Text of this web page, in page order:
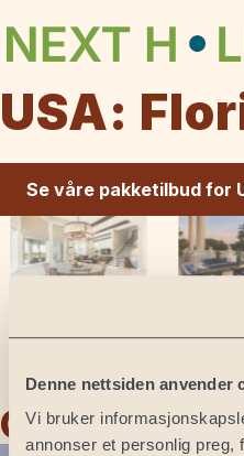
Denne nettsiden anvender
Vi bruker
annonser et personlig preg,
USA:
Se våre pakketilbud for
Golfpakker